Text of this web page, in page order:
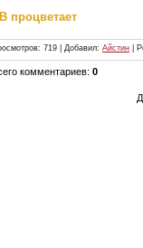
процветает
: 719 | Добавил: Айстин
комментариев: 0